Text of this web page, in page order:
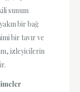
sunum
bir bağ
bir tavır ve
izleyicilerin